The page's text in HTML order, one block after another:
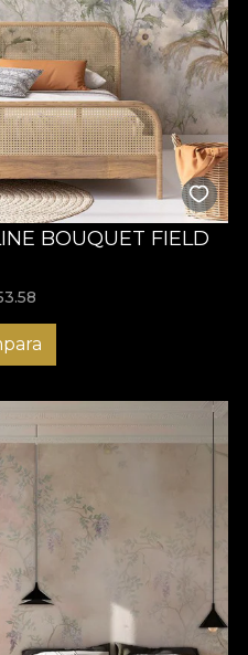
BOUQUET FIELD
153.58